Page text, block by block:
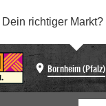
Dein richtiger Markt?
Bornheim (Pfalz)